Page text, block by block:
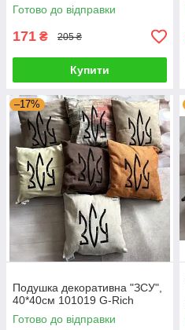
Готово до відправки
171 ₴ 205 ₴
Купити
–17%
Подушка декоративна "ЗСУ",
40*40см 101019 G-Rich
Готово до відправки